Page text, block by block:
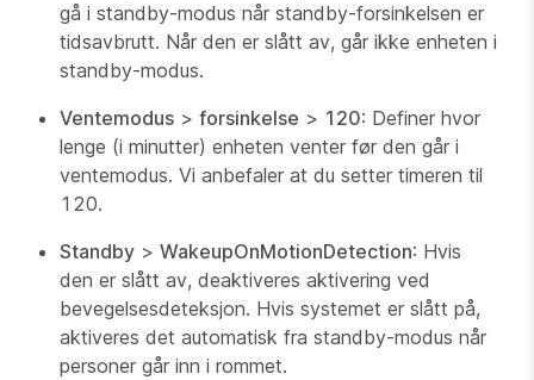
gå i standby-modus når standby-forsinkelsen er
tidsavbrutt. Når den er slått av, går ikke enheten i
standby-modus.
Ventemodus > forsinkelse > 120: Definer hvor
lenge (i minutter) enheten venter før den går i
ventemodus. Vi anbefaler at du setter timeren til
120.
Standby > WakeupOnMotionDetection: Hvis
den er slått av, deaktiveres aktivering ved
bevegelsesdeteksjon. Hvis systemet er slått på,
aktiveres det automatisk fra standby-modus når
personer går inn i rommet.